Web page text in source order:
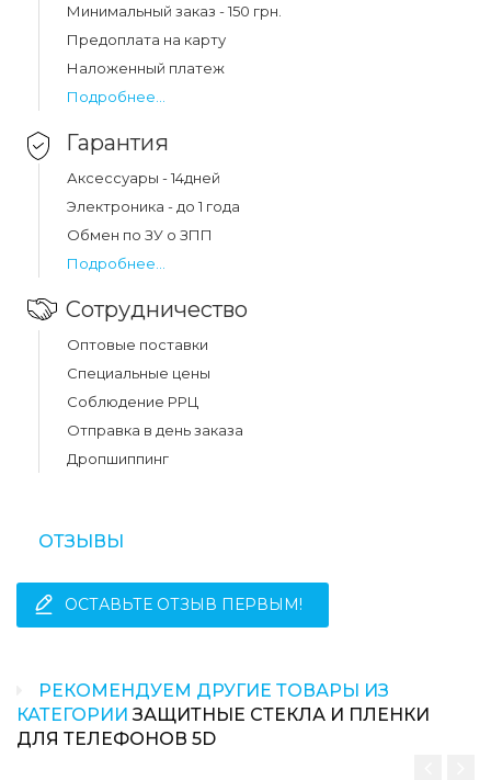
Минимальный заказ - 150 грн.
Предоплата на карту
Наложенный платеж
Подробнее...
Гарантия
Аксессуары - 14дней
Электроника - до 1 года
Обмен по ЗУ о ЗПП
Подробнее...
Сотрудничество
Оптовые поставки
Специальные цены
Соблюдение РРЦ
Отправка в день заказа
Дропшиппинг
ОТЗЫВЫ
ОСТАВЬТЕ ОТЗЫВ ПЕРВЫМ!
РЕКОМЕНДУЕМ ДРУГИЕ ТОВАРЫ ИЗ
КАТЕГОРИИЗАЩИТНЫЕ СТЕКЛА И ПЛЕНКИ
ДЛЯ ТЕЛЕФОНОВ 5D